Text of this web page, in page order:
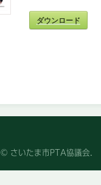
ダウンロード
© さいたま市PTA協議会.